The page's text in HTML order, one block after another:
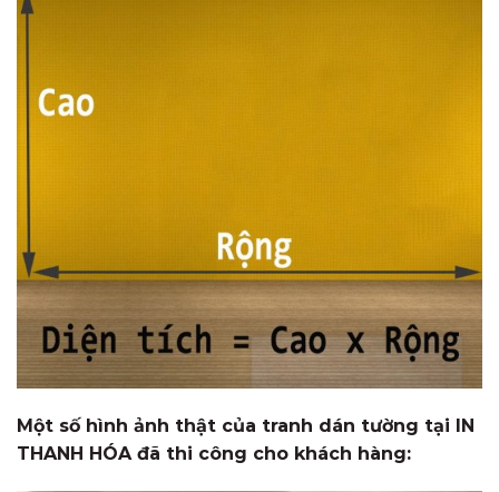
Một số hình ảnh thật của tranh dán tường tại IN
THANH HÓA đã thi công cho khách hàng: